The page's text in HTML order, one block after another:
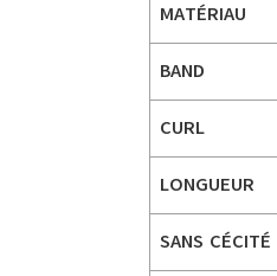
MATÉRIAU
BAND
CURL
LONGUEUR
SANS CÉCITÉ